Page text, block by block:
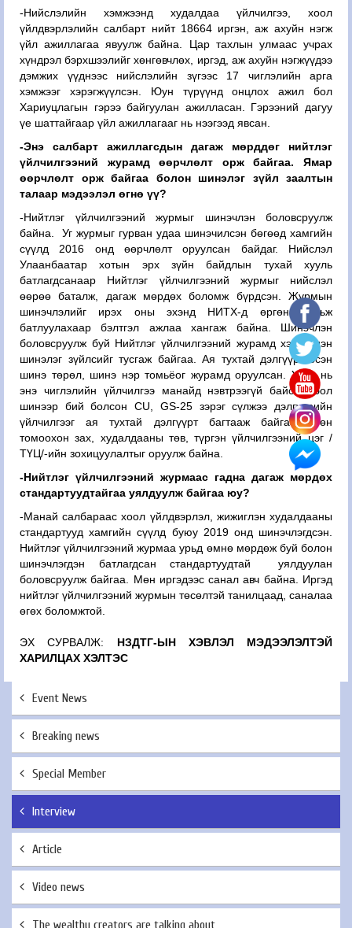
-Нийслэлийн хэмжээнд худалдаа үйлчилгээ, хоол
үйлдвэрлэлийн салбарт нийт 18664 иргэн, аж ахуйн нэгж
үйл ажиллагаа явуулж байна. Цар тахлын улмаас учрах
хүндрэл бэрхшээлийг хөнгөвчлөх, иргэд, аж ахуйн нэгжүүдээ
дэмжих үүднээс нийслэлийн зүгээс 17 чиглэлийн арга
хэмжээг хэрэгжүүлсэн. Юун түрүүнд онцлох ажил бол
Хариуцлагын гэрээ байгуулан ажилласан. Гэрээний дагуу
үе шаттайгаар үйл ажиллагааг нь нээгээд явсан.
-Энэ салбарт ажиллагсдын дагаж мөрддөг нийтлэг
үйлчилгээний журамд өөрчлөлт орж байгаа. Ямар
өөрчлөлт орж байгаа болон шинэлэг зүйл заалтын
талаар мэдээлэл өгнө үү?
-Нийтлэг үйлчилгээний журмыг шинэчлэн боловсруулж
байна. Уг журмыг гурван удаа шинэчилсэн бөгөөд хамгийн
сүүлд 2016 онд өөрчлөлт оруулсан байдаг. Нийслэл
Улаанбаатар хотын эрх зүйн байдлын тухай хууль
батлагдсанаар Нийтлэг үйлчилгээний журмыг нийслэл
өөрөө баталж, дагаж мөрдөх боломж бүрдсэн. Журмын
шинэчлэлийг ирэх оны эхэнд НИТХ-д өргөн барьж
батлуулахаар бэлтгэл ажлаа хангаж байна. Шинэчлэн
боловсруулж буй Нийтлэг үйлчилгээний журамд хэд хэдэн
шинэлэг зүйлсийг тусгаж байгаа. Ая тухтай дэлгүүр гэсэн
шинэ төрөл, шинэ нэр томьёог журамд оруулсан. Урьд нь
энэ чиглэлийн үйлчилгээ манайд нэвтрээгүй байсан бол
шинээр бий болсон CU, GS-25 зэрэг сүлжээ дэлгүүрийн
үйлчилгээг ая тухтай дэлгүүрт багтааж байгаа. Мөн
томоохон зах, худалдааны төв, түргэн үйлчилгээний цэг /
ТҮЦ/-ийн зохицуулалтыг оруулж байна.
-Нийтлэг үйлчилгээний журмаас гадна дагаж мөрдөх
стандартуудтайгаа уялдуулж байгаа юу?
-Манай салбараас хоол үйлдвэрлэл, жижиглэн худалдааны
стандартууд хамгийн сүүлд буюу 2019 онд шинэчлэгдсэн.
Нийтлэг үйлчилгээний журмаа урьд өмнө мөрдөж буй болон
шинэчлэгдэн батлагдсан стандартуудтай уялдуулан
боловсруулж байгаа. Мөн иргэдээс санал авч байна. Иргэд
нийтлэг үйлчилгээний журмын төсөлтэй танилцаад, саналаа
өгөх боломжтой.
ЭХ СУРВАЛЖ: НЗДТГ-ЫН ХЭВЛЭЛ МЭДЭЭЛЭЛТЭЙ
ХАРИЛЦАХ ХЭЛТЭС
Event News
Breaking news
Special Member
Interview
Article
Video news
The wealthy creators are talking about